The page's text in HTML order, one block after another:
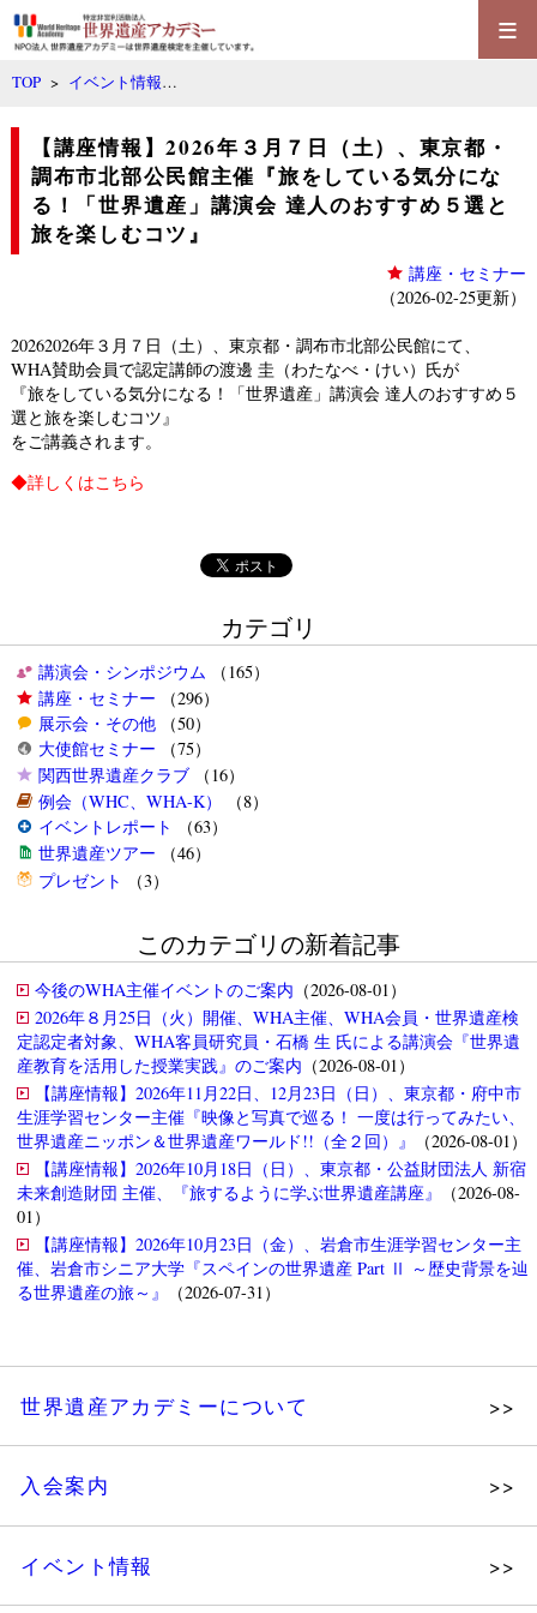
≡
TOP > イベント情報…
【講座情報】2026年３月７日（土）、東京都・
調布市北部公民館主催『旅をしている気分にな
る！「世界遺産」講演会 達人のおすすめ５選と
旅を楽しむコツ』
講座・セミナー
（2026-02-25更新）
20262026年３月７日（土）、 東京都・調布市北部公民館にて、
WHA賛助会員で認定講師の渡邊 圭（わたなべ・けい）氏が
『旅をしている気分になる！「世界遺産」講演会 達人のおすすめ５
選と旅を楽しむコツ 』
をご講義されます。
◆詳しくはこちら
カテゴリ
講演会・シンポジウム （165）
講座・セミナー （296）
展示会・その他（50）
大使館セミナー （75）
関西世界遺産クラブ（16）
例会（WHC、WHA-K）
（8）
イベントレポート
（63）
世界遺産ツアー （46）
プレゼント
（3）
このカテゴリの新着記事
今後のWHA主催イベントのご案内 （2026-08-01）
2026年８月25日（火）開催、WHA主催、WHA会員・世界遺産検
定認定者対象、WHA客員研究員・石橋 生 氏による講演会『世界遺
産教育を活用した授業実践』のご案内 （2026-08-01）
【講座情報】2026年11月22日、12月23日（日）、東京都・府中市
生涯学習センター主催『映像と写真で巡る！ 一度は行ってみたい、
世界遺産ニッポン＆世界遺産ワールド!!（全２回）』
（2026-08-01）
【講座情報】2026年10月18日（日）、東京都・公益財団法人 新宿
未来創造財団 主催、『旅するように学ぶ世界遺産講座』
（2026-08-
01）
【講座情報】2026年10月23日（金）、岩倉市生涯学習センター主
催、岩倉市シニア大学『スペインの世界遺産 Part Ⅱ ～歴史背景を辿
る世界遺産の旅～』
（2026-07-31）
世界遺産アカデミーについて
入会案内
イベント情報